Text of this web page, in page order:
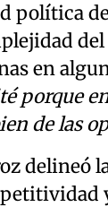
política
en
porque
de las
delineó